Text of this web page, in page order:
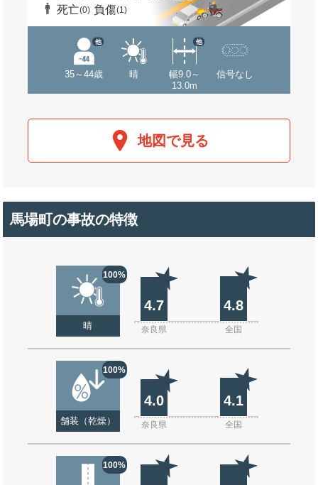
死亡(0) 負傷(1)
35～44歳
他
晴
幅9.0～
13.0m
他
信号なし
地図で見る
馬場町の事故の特徴
100%
晴
4.7 4.8
奈良県 全国
100%
舗装（乾燥）
4.0 4.1
奈良県 全国
100%